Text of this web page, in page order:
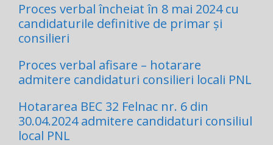
Proces verbal încheiat în 8 mai 2024 cu
candidaturile definitive de primar și
consilieri
Proces verbal afisare – hotarare
admitere candidaturi consilieri locali PNL
Hotararea BEC 32 Felnac nr. 6 din
30.04.2024 admitere candidaturi consiliul
local PNL